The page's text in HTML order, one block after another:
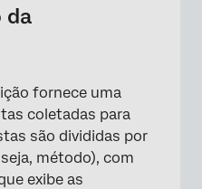
Distribuição
da
fornece uma
coletadas para
são divididas por
método), com
exibe as